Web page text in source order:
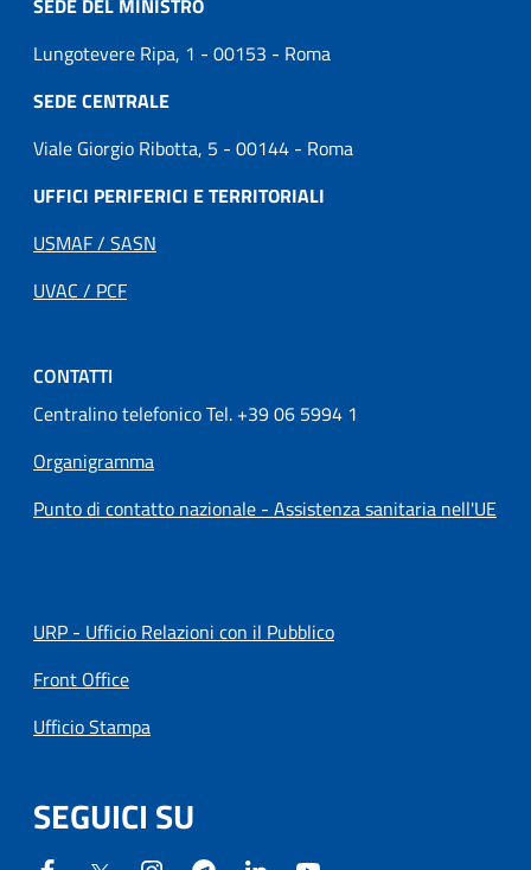
SEDE DEL MINISTRO
Lungotevere Ripa, 1 - 00153 - Roma
SEDE CENTRALE
Viale Giorgio Ribotta, 5 - 00144 - Roma
UFFICI PERIFERICI E TERRITORIALI
USMAF / SASN
UVAC / PCF
CONTATTI
Centralino telefonico Tel. +39 06 5994 1
Organigramma
Punto di contatto nazionale - Assistenza sanitaria nell'UE
URP - Ufficio Relazioni con il Pubblico
Front Office
Ufficio Stampa
SEGUICI SU